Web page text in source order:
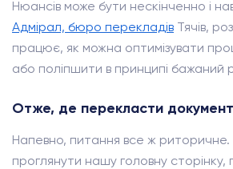
Нюансів може бути нескінченно і
Адмірал, бюро перекладів Тячів,
працює, як можна оптимізувати
або поліпшити в принципі бажаний
Отже, де перекласти
Напевно, питання все ж
проглянути нашу головну сторінку,